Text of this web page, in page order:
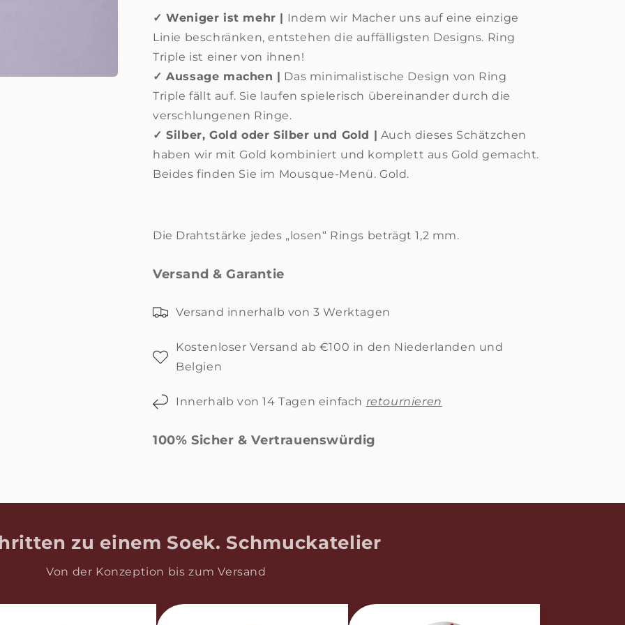
✓ Weniger ist mehr | Indem wir Macher uns auf eine einzige
Linie beschränken, entstehen die auffälligsten Designs. Ring
Triple ist einer von ihnen!
✓ Aussage machen | Das minimalistische Design von Ring
Triple fällt auf. Sie laufen spielerisch übereinander durch die
verschlungenen Ringe.
✓ Silber, Gold oder Silber und Gold | Auch dieses Schätzchen
haben wir mit Gold kombiniert und komplett aus Gold gemacht.
Beides finden Sie im Mousque-Menü. Gold.
Die Drahtstärke jedes „losen“ Rings beträgt 1,2 mm.
Versand & Garantie
Versand innerhalb von 3 Werktagen
Kostenloser Versand ab €100 in den Niederlanden und
Belgien
Innerhalb von 14 Tagen einfach retournieren
100% Sicher & Vertrauenswürdig
zu einem Soek. Schmuckatelier
Von der Konzeption bis zum Versand